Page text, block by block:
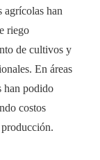
agrícolas han
riego
de cultivos y
En áreas
han podido
costos